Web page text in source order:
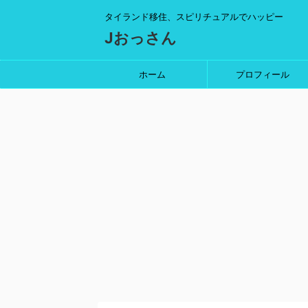
タイランド移住、スピリチュアルでハッピー
Jおっさん
ホーム プロフィール